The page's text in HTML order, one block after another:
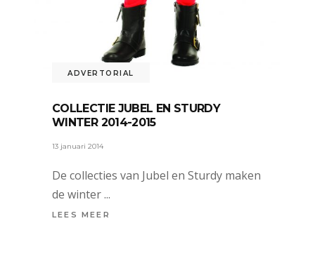
ADVERTORIAL
COLLECTIE JUBEL EN STURDY
WINTER 2014-2015
13 januari 2014
De collecties van Jubel en Sturdy maken
de winter
LEES MEER